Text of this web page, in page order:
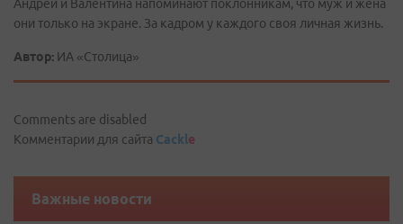
Андрей и Валентина напоминают поклонникам, что муж и жена
они только на экране. За кадром у каждого своя личная жизнь.
Автор: ИА «Столица»
Comments are disabled
Комментарии для сайта Cackle
Важные новости